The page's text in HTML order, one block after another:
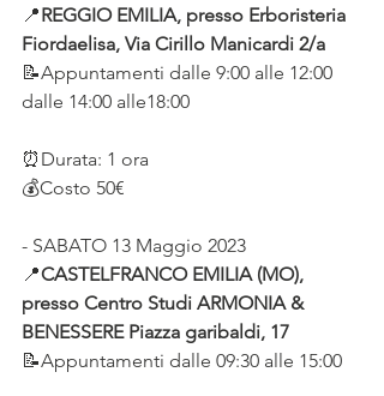
📍REGGIO EMILIA, presso Erboristeria
Fiordaelisa, Via Cirillo Manicardi 2/a
📝Appuntamenti dalle 9:00 alle 12:00
dalle 14:00 alle18:00
⏰Durata: 1 ora
💰Costo 50€
- SABATO 13 Maggio 2023
📍CASTELFRANCO EMILIA (MO),
presso Centro Studi ARMONIA &
BENESSERE Piazza garibaldi, 17
📝Appuntamenti dalle 09:30 alle 15:00